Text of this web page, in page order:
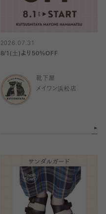
2026.07.31
8/1(土)より50%OFF
靴下屋
メイワン浜松店